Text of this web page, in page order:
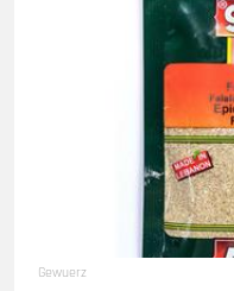
Gewuerz